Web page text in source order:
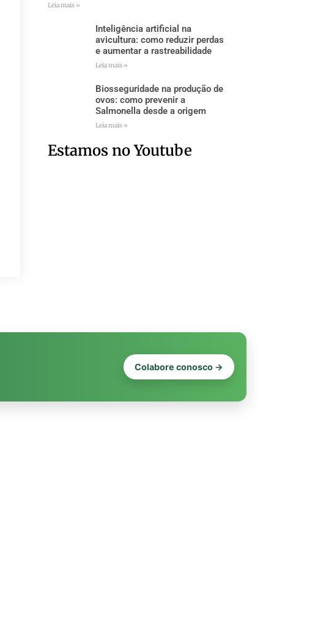
Leia mais »
Inteligência artificial na
avicultura: como reduzir perdas
e aumentar a rastreabilidade
Leia mais »
Biosseguridade na produção de
ovos: como prevenir a
Salmonella desde a origem
Leia mais »
Estamos no Youtube
Colabore conosco →